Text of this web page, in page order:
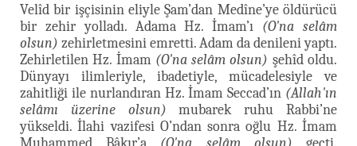
Velîd bir işçisinin eliyle Şam’dan Medîne’ye öldürücü
bir zehir yolladı. Adama Hz. İmam’ı (O'na selâm
olsun) zehirletmesini emretti. Adam da denileni yaptı.
Zehirletilen Hz. İmam (O'na selâm olsun) şehîd oldu.
Dünyayı ilimleriyle, ibadetiyle, mücadelesiyle ve
zahitliği ile nurlandıran Hz. İmam Seccad’ın (Allah'ın
selâmı üzerine olsun) mubarek ruhu Rabbi’ne
yükseldi. İlahi vazifesi O’ndan sonra oğlu Hz. İmam